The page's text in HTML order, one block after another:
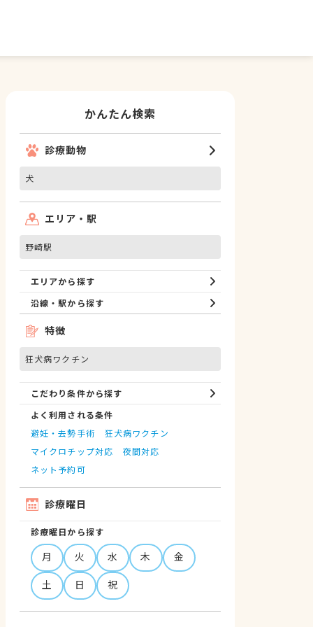
かんたん検索
診療動物
犬
エリア・駅
野崎駅
エリアから探す
沿線・駅から探す
特徴
狂犬病ワクチン
こだわり条件から探す
よく利用される条件
避妊・去勢手術
狂犬病ワクチン
マイクロチップ対応
夜間対応
ネット予約可
診療曜日
診療曜日から探す
月 火 水 木
金
土
日 祝